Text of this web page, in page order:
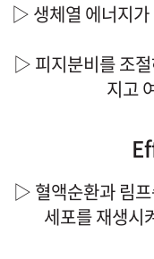
▷ 생체열 에너지가
▷ 피지분비를 조절
지고
▷ 혈액순환과 림
세포를 재생시